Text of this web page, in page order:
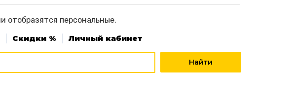
отобразятся персональные.
Скидки % Личный кабинет